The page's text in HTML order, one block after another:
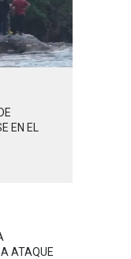
EN EL
ATAQUE